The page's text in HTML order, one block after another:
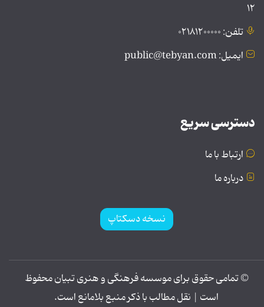
۱۲
تلفن: ۰۲۱۸۱۲۰۰۰۰۰
ایمیل: public@tebyan.com
دسترسی سریع
ارتباط با ما
درباره ما
نسخه دسکتاپ
© تمامی حقوق برای موسسه فرهنگی و هنری تبیان محفوظ
است | نقل مطالب با ذکر منبع بلامانع است.